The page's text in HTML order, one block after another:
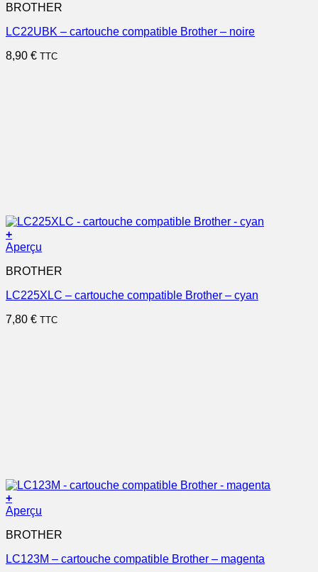
BROTHER
LC22UBK – cartouche compatible Brother – noire
8,90 € TTC
+
Aperçu
BROTHER
LC225XLC – cartouche compatible Brother – cyan
7,80 € TTC
+
Aperçu
BROTHER
LC123M – cartouche compatible Brother – magenta